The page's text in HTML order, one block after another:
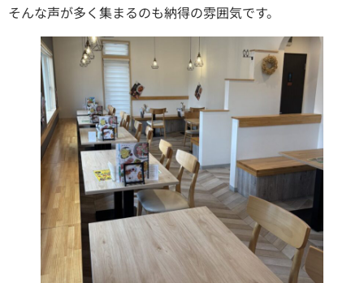
そんな声が多く集まるのも納得の雰囲気です。